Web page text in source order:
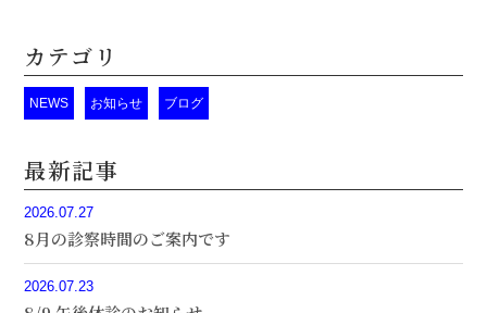
カテゴリ
NEWS お知らせ ブログ
最新記事
2026.07.27
8月の診察時間のご案内です
2026.07.23